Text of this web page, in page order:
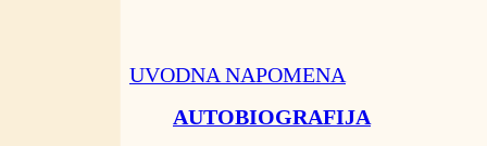
UVODNA NAPOMENA
AUTOBIOGRAFIJA